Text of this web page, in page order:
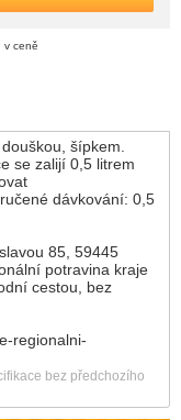
v ceně
šípkem.
se zalijí 0,5 litrem
dávkování: 0,5
85, 59445
potravina kraje
cestou, bez
regionalni-
bez předchozího